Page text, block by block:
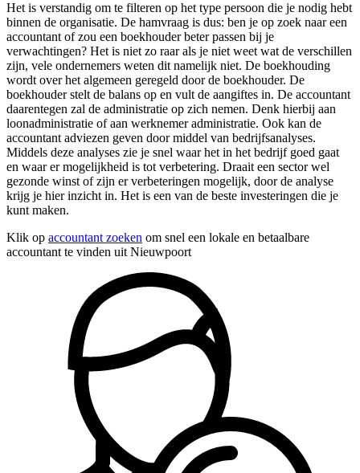
Het is verstandig om te filteren op het type persoon die je nodig hebt
binnen de organisatie. De hamvraag is dus: ben je op zoek naar een
accountant of zou een boekhouder beter passen bij je
verwachtingen? Het is niet zo raar als je niet weet wat de verschillen
zijn, vele ondernemers weten dit namelijk niet. De boekhouding
wordt over het algemeen geregeld door de boekhouder. De
boekhouder stelt de balans op en vult de aangiftes in. De accountant
daarentegen zal de administratie op zich nemen. Denk hierbij aan
loonadministratie of aan werknemer administratie. Ook kan de
accountant adviezen geven door middel van bedrijfsanalyses.
Middels deze analyses zie je snel waar het in het bedrijf goed gaat
en waar er mogelijkheid is tot verbetering. Draait een sector wel
gezonde winst of zijn er verbeteringen mogelijk, door de analyse
krijg je hier inzicht in. Het is een van de beste investeringen die je
kunt maken.
Klik op accountant zoeken om snel een lokale en betaalbare
accountant te vinden uit Nieuwpoort